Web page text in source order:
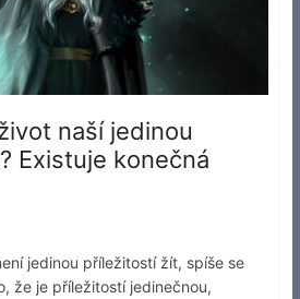
naší jedinou
Existuje konečná
jedinou příležitostí žít, spíše se
že je příležitostí jedinečnou,